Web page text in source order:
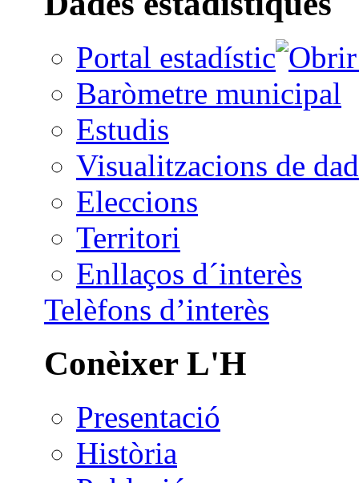
Portal estadístic
Baròmetre municipal
Estudis
Visualitzacions de
Eleccions
Territori
Enllaços d´interès
Telèfons d’interès
Conèixer L'H
Presentació
Història